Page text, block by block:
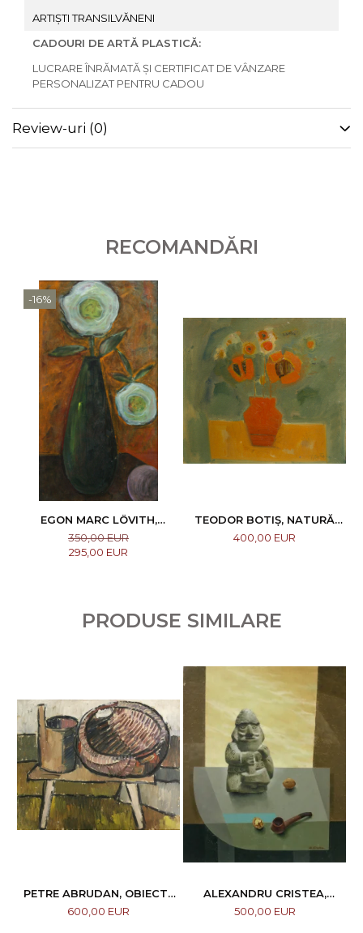
ARTIȘTI TRANSILVĂNENI
CADOURI DE ARTĂ PLASTICĂ:
LUCRARE ÎNRĂMATĂ ȘI CERTIFICAT DE VÂNZARE
PERSONALIZAT PENTRU CADOU
Review-uri (0)
RECOMANDĂRI
-16%
EGON MARC LÖVITH,
NATURĂ STATICĂ CU FLORI
350,00 EUR
295,00 EUR
TEODOR BOTIȘ, NATURĂ
STATICĂ CU FLORI, 1974
400,00 EUR
PRODUSE SIMILARE
PETRE ABRUDAN, OBIECTE
CASNICE, 1967
600,00 EUR
ALEXANDRU CRISTEA,
COMPOZIȚIE
500,00 EUR